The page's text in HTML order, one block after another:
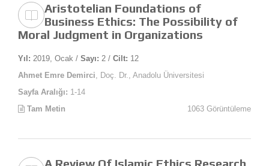
Aristotelian Foundations of
Business Ethics: The Possibility of
Moral Judgment in Organizations
Yıl: 2019, Ocak / Sayı: 2 / Cilt: 12
Ahmet Emre Demirci , Doç. Dr., Anadolu Üniversitesi
Sayfa Aralığı: 1-14
Tam Metin
1063 Görüntüleme
A Review Of Islamic Ethics Research